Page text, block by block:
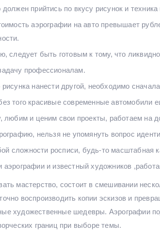
прийтись по вкусу рисунок и техника
аэрографии на авто превышает
следует быть готовым к тому, что
профессионалам.
нанести другой, необходимо
того красивые современные автомобили
любим и ценим свои проекты, работаем на
нельзя не упомянуть вопрос
сложности росписи, будь-то масштабная
аэрографии и известный художников
мастерство, состоит в смешивании
воспроизводить копии эскизов и
художественные шедевры. Аэрографии
границ при выборе темы.